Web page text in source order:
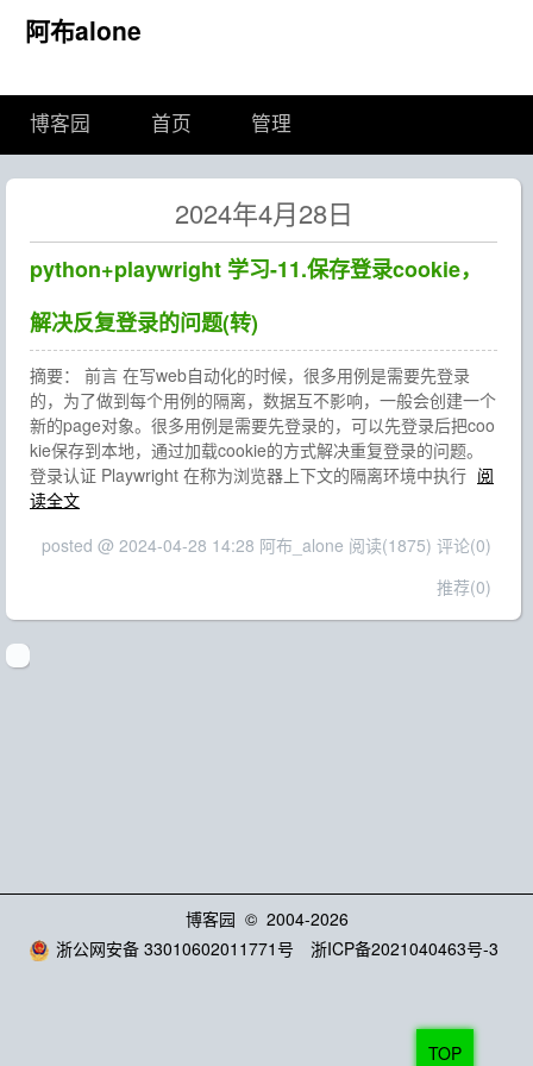
阿布alone
博客园 首页 管理
2024年4月28日
python+playwright 学习-11.保存登录cookie，
解决反复登录的问题(转)
摘要： 前言 在写web自动化的时候，很多用例是需要先登录
的，为了做到每个用例的隔离，数据互不影响，一般会创建一个
新的page对象。很多用例是需要先登录的，可以先登录后把coo
kie保存到本地，通过加载cookie的方式解决重复登录的问题。
登录认证 Playwright 在称为浏览器上下文的隔离环境中执行 阅
读全文
posted @ 2024-04-28 14:28 阿布_alone 阅读(1875) 评论(0)
推荐(0)
博客园 © 2004-2026
浙公网安备 33010602011771号
浙ICP备2021040463号-3
TOP